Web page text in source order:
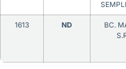
1613 ND
BC.